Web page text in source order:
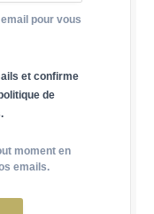
pour vous
et confirme
de
moment en
emails.